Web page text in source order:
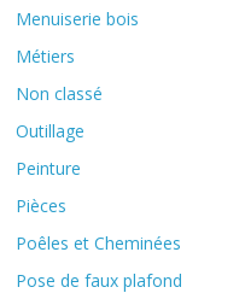
Menuiserie bois
Métiers
Non classé
Outillage
Peinture
Pièces
Poêles et Cheminées
Pose de faux plafond